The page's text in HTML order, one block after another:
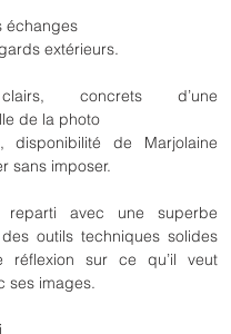
échanges
extérieurs.
concrets d’une
de la photo
disponibilité de Marjolaine
sans imposer.
reparti avec une superbe
outils techniques solides
réflexion sur ce qu’il veut
ses images.